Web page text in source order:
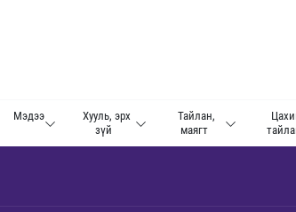
Мэдээ
Хууль, эрх
зүй
Тайлан,
маягт